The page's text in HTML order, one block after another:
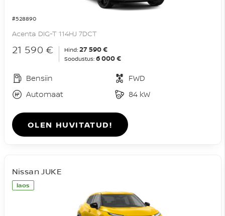
#528890
Acenta DIG-T 114HJ 7DCT
21 590 € Hind: 27 590 €
Soodustus: 6 000 €
Bensiin
FWD
Automaat
84 kW
OLEN HUVITATUD!
laos
Nissan JUKE